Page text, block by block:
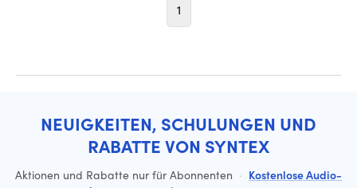
1
NEUIGKEITEN, SCHULUNGEN UND
RABATTE VON SYNTEX
Aktionen und Rabatte nur für Abonnenten · Kostenlose Audio-